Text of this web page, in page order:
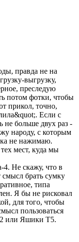
правда не на
выгрузку,
преследую
потом фотки, чтобы
прикол, точно,
Если с
не больше двух раз -
народу, с которым
не нажимаю.
мест, куда мы
4. Не скажу, что в
смысл брать сумку
типа
Я бы не рисковал
для того, чтобы
пользоваться
или Яшики Т5.